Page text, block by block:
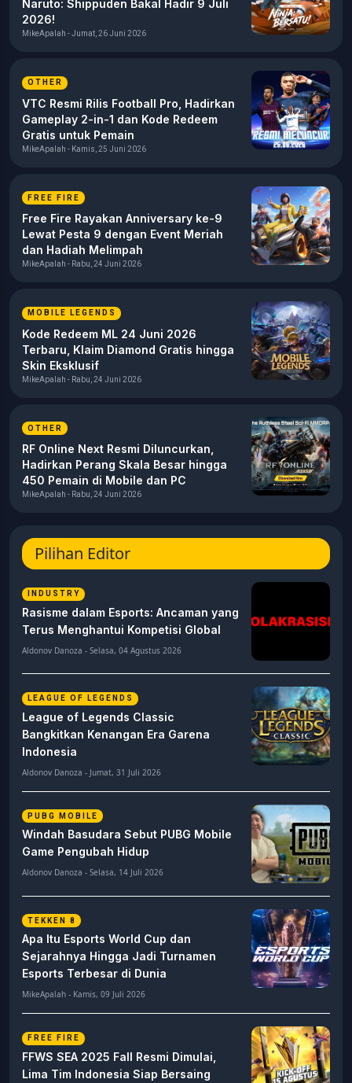
Naruto: Shippuden Bakal Hadir 9 Juli
2026!
MikeApalah - Jumat, 26 Juni 2026
OTHER
VTC Resmi Rilis Football Pro, Hadirkan
Gameplay 2-in-1 dan Kode Redeem
Gratis untuk Pemain
MikeApalah - Kamis, 25 Juni 2026
FREE FIRE
Free Fire Rayakan Anniversary ke-9
Lewat Pesta 9 dengan Event Meriah
dan Hadiah Melimpah
MikeApalah - Rabu, 24 Juni 2026
MOBILE LEGENDS
Kode Redeem ML 24 Juni 2026
Terbaru, Klaim Diamond Gratis hingga
Skin Eksklusif
MikeApalah - Rabu, 24 Juni 2026
OTHER
RF Online Next Resmi Diluncurkan,
Hadirkan Perang Skala Besar hingga
450 Pemain di Mobile dan PC
MikeApalah - Rabu, 24 Juni 2026
Pilihan Editor
INDUSTRY
Rasisme dalam Esports: Ancaman yang
Terus Menghantui Kompetisi Global
Aldonov Danoza - Selasa, 04 Agustus 2026
LEAGUE OF LEGENDS
League of Legends Classic
Bangkitkan Kenangan Era Garena
Indonesia
Aldonov Danoza - Jumat, 31 Juli 2026
PUBG MOBILE
Windah Basudara Sebut PUBG Mobile
Game Pengubah Hidup
Aldonov Danoza - Selasa, 14 Juli 2026
TEKKEN 8
Apa Itu Esports World Cup dan
Sejarahnya Hingga Jadi Turnamen
Esports Terbesar di Dunia
MikeApalah - Kamis, 09 Juli 2026
FREE FIRE
FFWS SEA 2025 Fall Resmi Dimulai,
Lima Tim Indonesia Siap Bersaing